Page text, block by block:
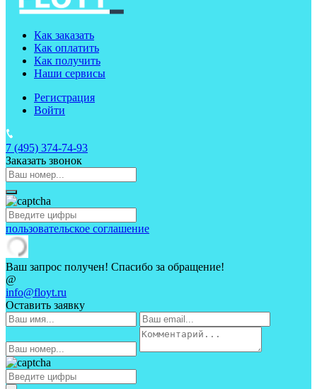
Как заказать
Как оплатить
Как получить
Наши сервисы
Регистрация
Войти
7 (495) 374-74-93
Заказать звонок
пользовательское соглашение
Ваш запрос получен! Спасибо за обращение!
@
info@floyt.ru
Оставить заявку